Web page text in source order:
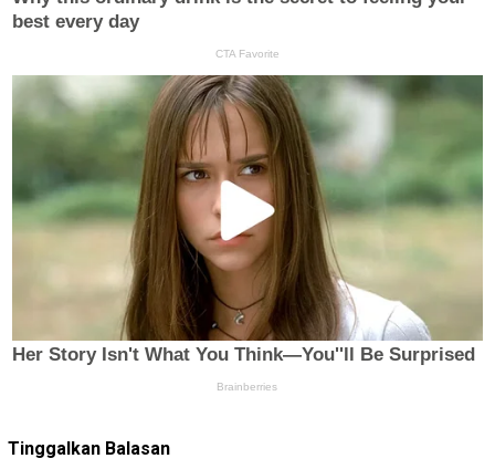
Tinggalkan Balasan